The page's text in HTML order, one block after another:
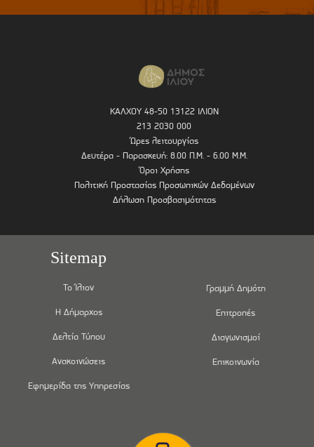
ΚΑΛΧΟΥ 48-50 13122 ΙΛΙΟΝ
213 2030 000
Ώρες λειτουργίας
Δευτέρα - Παρασκευή: 8.00 Π.Μ. - 6.00 Μ.Μ.
Όροι Χρήσης
Πολιτική Προστασίας Προσωπικών Δεδομένων
Δήλωση Προσβασιμότητας
Sitemap
Το Ίλιον
Η Δήμαρχος
Δελτία Τύπου
Ανακοινώσεις
Εφημερίδα της Υπηρεσίας
Γραμμή Δημότη
Επιτροπές
Διαγωνισμοί
Επικοινωνία